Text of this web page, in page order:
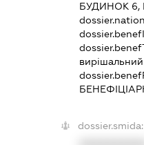
БУДИНОК 6,
dossier.smida: